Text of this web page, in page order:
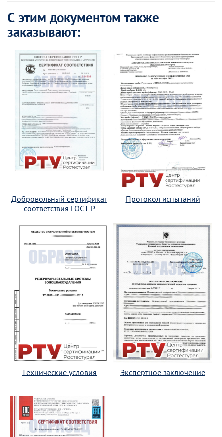
С этим документом также
заказывают:
Добровольный сертификат
соответствия ГОСТ Р
Протокол испытаний
Технические условия Экспертное заключение